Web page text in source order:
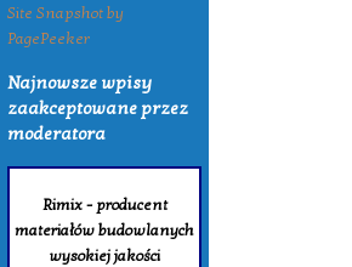
Site Snapshot by
PagePeeker
Najnowsze wpisy
zaakceptowane przez
moderatora
Rimix - producent
materiałów budowlanych
wysokiej jakości